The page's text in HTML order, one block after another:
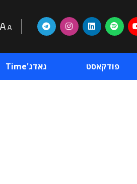
פודקאסט גאדג'Time